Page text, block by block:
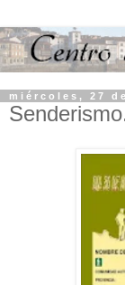
miércoles, 27